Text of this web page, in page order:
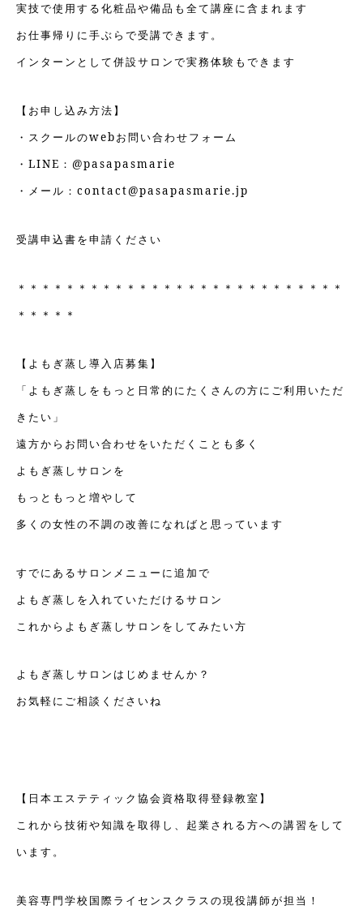
実技で使用する化粧品や備品も全て講座に含まれます
お仕事帰りに手ぶらで受講できます。
インターンとして併設サロンで実務体験もできます
【お申し込み方法】
・スクールのwebお問い合わせフォーム
・LINE：@pasapasmarie
・メール：contact@pasapasmarie.jp
受講申込書を申請ください
＊＊＊＊＊＊＊＊＊＊＊＊＊＊＊＊＊＊＊＊＊＊＊＊＊＊＊
＊＊＊＊＊
【よもぎ蒸し導入店募集】
「よもぎ蒸しをもっと日常的にたくさんの方にご利用いただ
きたい」
遠方からお問い合わせをいただくことも多く
よもぎ蒸しサロンを
もっともっと増やして
多くの女性の不調の改善になればと思っています
すでにあるサロンメニューに追加で
よもぎ蒸しを入れていただけるサロン
これからよもぎ蒸しサロンをしてみたい方
よもぎ蒸しサロンはじめませんか？
お気軽にご相談くださいね
【日本エステティック協会資格取得登録教室】
これから技術や知識を取得し、起業される方への講習をして
います。
美容専門学校国際ライセンスクラスの現役講師が担当！